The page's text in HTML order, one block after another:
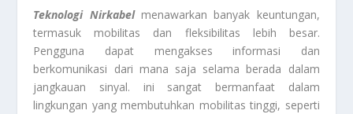
Teknologi Nirkabelmenawarkan banyak keuntungan,
termasuk mobilitas dan fleksibilitas lebih besar.
Pengguna dapat mengakses informasi dan
berkomunikasi dari mana saja selama berada dalam
jangkauan sinyal. ini sangat bermanfaat dalam
lingkungan yang membutuhkan mobilitas tinggi, seperti